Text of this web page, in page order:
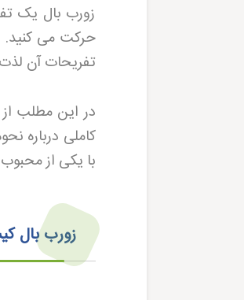
زورب بال یک
حرکت می کنید.
تفریحات آن لذت
در این مطلب از
کاملی درباره
با یکی از
زورب بال